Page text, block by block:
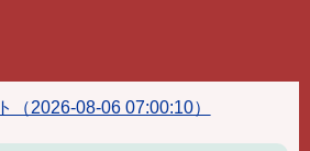
（2026-08-06 07:00:10）